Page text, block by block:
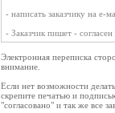
- написать заказчику на е-
- Заказчик пишет -
Электронная переписка
внимание.
Если нет возможности
скрепите печатью и
"согласовано" и так же все